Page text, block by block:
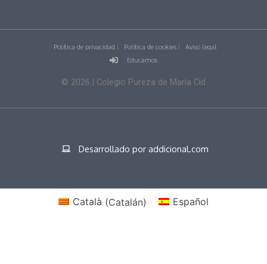
Política de privacidad Política de cookies
Aviso legal
Educamos
© 2026 | Colegio Pureza de María Cid
Desarrollado por addicional.com
Català (Catalán) Español